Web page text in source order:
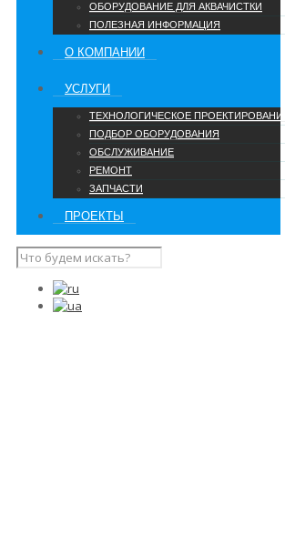
ОБОРУДОВАНИЕ ДЛЯ АКВАЧИСТКИ
ПОЛЕЗНАЯ ИНФОРМАЦИЯ
О КОМПАНИИ
УCЛУГИ
ТЕХНОЛОГИЧЕСКОЕ ПРОЕКТИРОВАНИЕ
ПОДБОР ОБОРУДОВАНИЯ
ОБСЛУЖИВАНИЕ
РЕМОНТ
ЗАПЧАСТИ
ПРОЕКТЫ